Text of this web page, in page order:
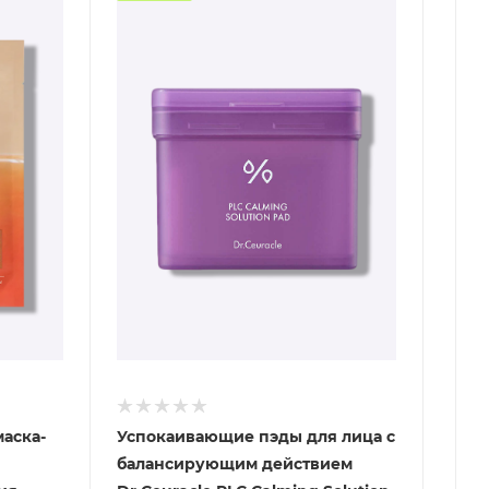
Успокаивающие пэды для лица с
балансирующим действием